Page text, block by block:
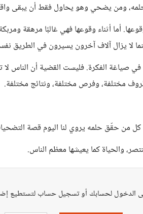
ومن يضحي وهو يحاول فقط أن يبقى
أما أثناء وقوعها فهي غالبًا مرهقة
لا يزال آلاف آخرون يسيرون في الطريق
صياغة الفكرة. فليست القضية أن الناس لا
مختلفة، وفرص مختلفة، ونتائج مختلفة.
حقّق حلمه يروي لنا اليوم قصة
والحياة كما يعيشها معظم الناس.
الدخول لحسابك أو تسجيل حساب لتستطيع